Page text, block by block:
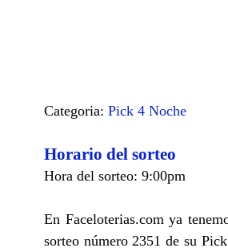
Categoria: Pick 4 Noche
Horario del sorteo
Hora del sorteo: 9:00pm
En Faceloterias.com ya
sorteo número 2351 de su